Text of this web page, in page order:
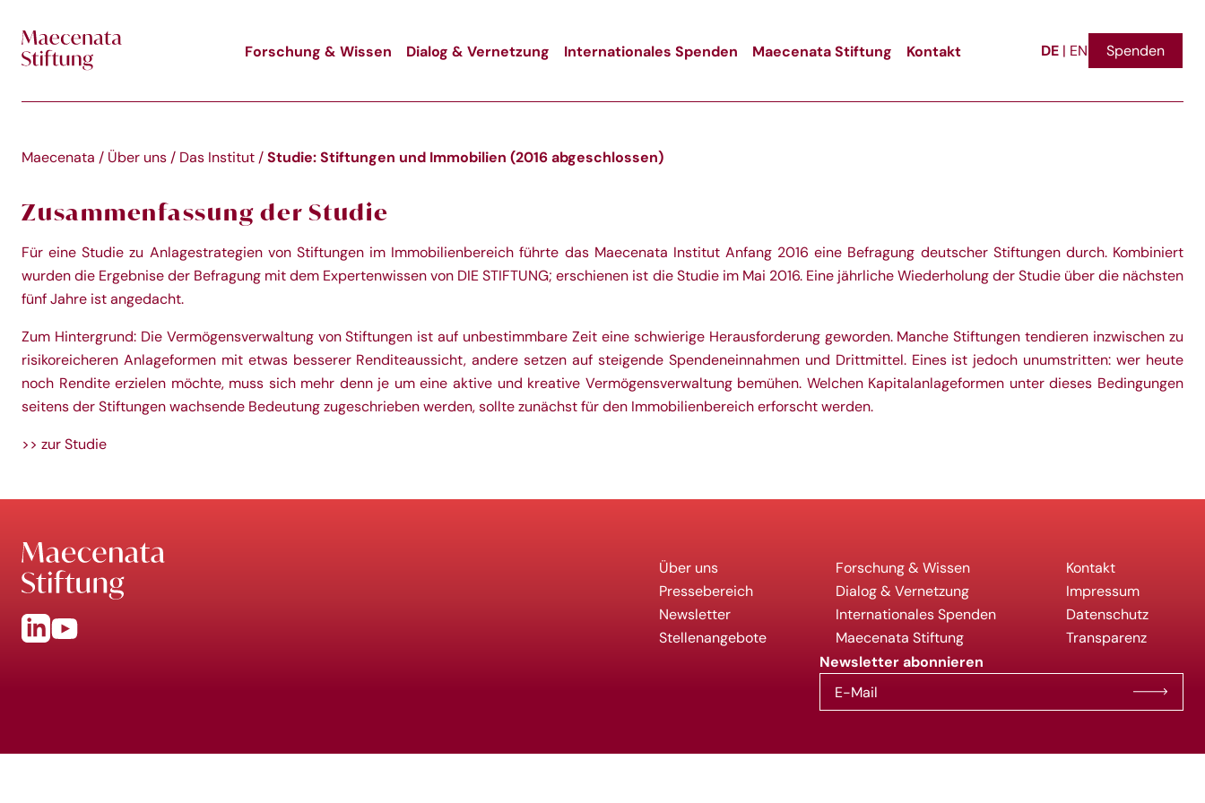
Forschung & Wissen Dialog & Vernetzung Internationales Spenden Maecenata Stiftung Kontakt DE | EN Spenden
Maecenata / Über uns / Das Institut / Studie: Stiftungen und Immobilien (2016 abgeschlossen)
Zusammenfassung der Studie
Für eine Studie zu Anlagestrategien von Stiftungen im Immobilienbereich führte das Maecenata Institut Anfang 2016 eine Befragung deutscher Stiftungen durch. Kombiniert
wurden die Ergebnise der Befragung mit dem Expertenwissen von DIE STIFTUNG; erschienen ist die Studie im Mai 2016. Eine jährliche Wiederholung der Studie über die nächsten
fünf Jahre ist angedacht.
Zum Hintergrund: Die Vermögensverwaltung von Stiftungen ist auf unbestimmbare Zeit eine schwierige Herausforderung geworden. Manche Stiftungen tendieren inzwischen zu
risikoreicheren Anlageformen mit etwas besserer Renditeaussicht, andere setzen auf steigende Spendeneinnahmen und Drittmittel. Eines ist jedoch unumstritten: wer heute
noch Rendite erzielen möchte, muss sich mehr denn je um eine aktive und kreative Vermögensverwaltung bemühen. Welchen Kapitalanlageformen unter dieses Bedingungen
seitens der Stiftungen wachsende Bedeutung zugeschrieben werden, sollte zunächst für den Immobilienbereich erforscht werden.
>> zur Studie
Über uns
Pressebereich
Newsletter
Stellenangebote
Forschung & Wissen
Dialog & Vernetzung
Internationales Spenden
Maecenata Stiftung
Kontakt
Impressum
Datenschutz
Transparenz
Newsletter abonnieren